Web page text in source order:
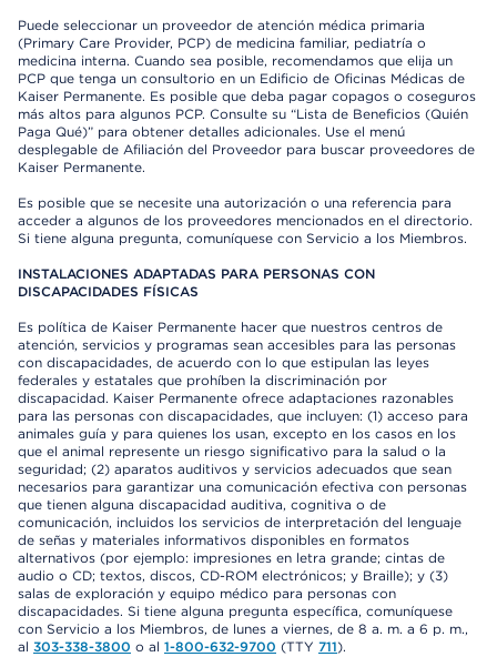
Puede seleccionar un proveedor de atención médica primaria
(Primary Care Provider, PCP) de medicina familiar, pediatría o
medicina interna. Cuando sea posible, recomendamos que elija un
PCP que tenga un consultorio en un Edificio de Oficinas Médicas de
Kaiser Permanente. Es posible que deba pagar copagos o coseguros
más altos para algunos PCP. Consulte su “Lista de Beneficios (Quién
Paga Qué)” para obtener detalles adicionales. Use el menú
desplegable de Afiliación del Proveedor para buscar proveedores de
Kaiser Permanente.
Es posible que se necesite una autorización o una referencia para
acceder a algunos de los proveedores mencionados en el directorio.
Si tiene alguna pregunta, comuníquese con Servicio a los Miembros.
INSTALACIONES ADAPTADAS PARA PERSONAS CON
DISCAPACIDADES FÍSICAS
Es política de Kaiser Permanente hacer que nuestros centros de
atención, servicios y programas sean accesibles para las personas
con discapacidades, de acuerdo con lo que estipulan las leyes
federales y estatales que prohíben la discriminación por
discapacidad. Kaiser Permanente ofrece adaptaciones razonables
para las personas con discapacidades, que incluyen: (1) acceso para
animales guía y para quienes los usan, excepto en los casos en los
que el animal represente un riesgo significativo para la salud o la
seguridad; (2) aparatos auditivos y servicios adecuados que sean
necesarios para garantizar una comunicación efectiva con personas
que tienen alguna discapacidad auditiva, cognitiva o de
comunicación, incluidos los servicios de interpretación del lenguaje
de señas y materiales informativos disponibles en formatos
alternativos (por ejemplo: impresiones en letra grande; cintas de
audio o CD; textos, discos, CD-ROM electrónicos; y Braille); y (3)
salas de exploración y equipo médico para personas con
discapacidades. Si tiene alguna pregunta específica, comuníquese
con Servicio a los Miembros, de lunes a viernes, de 8 a. m. a 6 p. m.,
al 303-338-3800 o al 1-800-632-9700 (TTY 711).